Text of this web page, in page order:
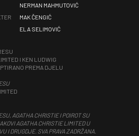
NERMAN MAHMUTOVIĆ
MAK ČENGIĆ
ELA SELIMOVIĆ
I KEN LUDWIG
PREMA DJELU
AGATHA CHRISTIE I POIROT SU
AGATHA CHRISTIE LIMITED U
I DRUGDJE. SVA PRAVA ZADRŽANA.